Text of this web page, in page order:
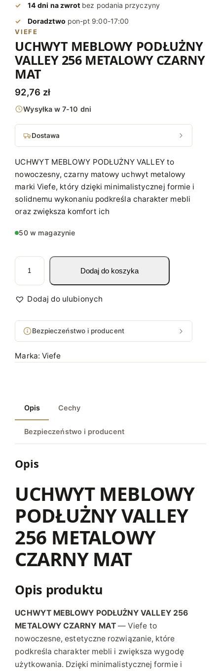
14 dni na zwrot bez podania przyczyny
Doradztwo pon-pt 9:00-17:00
VIEFE
UCHWYT MEBLOWY PODŁUŻNY
VALLEY 256 METALOWY CZARNY
MAT
92,76 zł
Wysyłka w 7-10 dni
Dostawa
UCHWYT MEBLOWY PODŁUŻNY VALLEY to
nowoczesny, czarny matowy uchwyt metalowy
marki Viefe, który dzięki minimalistycznej formie i
solidnemu wykonaniu podkreśla charakter mebli
oraz zwiększa komfort ich
50 w magazynie
i
o
ś
U
W
B
O
W
O
D
Ł
U
Ż
N
V
A
L
L
2
Dodaj do koszyka
Dodaj do ulubionych
Bezpieczeństwo i producent
Marka: Viefe
Opis Cechy
Bezpieczeństwo i producent
Opis
UCHWYT MEBLOWY
PODŁUŻNY VALLEY
256 METALOWY
CZARNY MAT
Opis produktu
UCHWYT MEBLOWY PODŁUŻNY VALLEY 256
METALOWY CZARNY MAT— Viefe to
nowoczesne, estetyczne rozwiązanie, które
podkreśla charakter mebli i zwiększa wygodę
użytkowania. Dzięki minimalistycznej formie i